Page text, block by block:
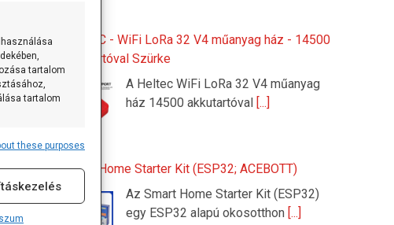
tartalom
tartalom
Always active
these purposes
HELTEC - WiFi LoRa 32 V4 műanyag ház - 14500
akkutartóval Szürke
A Heltec WiFi LoRa 32 V4 műanyag
ház 14500 akkutartóval
[...]
Smart Home Starter Kit (ESP32; ACEBOTT)
Az Smart Home Starter Kit (ESP32)
egy ESP32 alapú okosotthon [...]